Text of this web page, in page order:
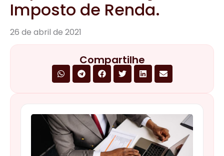
Imposto de Renda.
26 de abril de 2021
Compartilhe